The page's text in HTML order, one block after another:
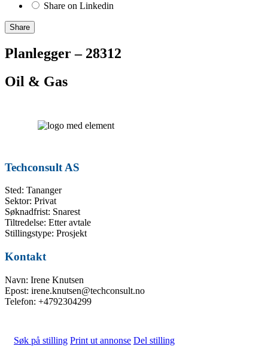
Share on Linkedin
Share
Planlegger – 28312
Oil & Gas
Techconsult AS
Sted: Tananger
Sektor: Privat
Søknadfrist: Snarest
Tiltredelse: Etter avtale
Stillingstype: Prosjekt
Kontakt
Navn: Irene Knutsen
Epost: irene.knutsen@techconsult.no
Telefon: +4792304299
Søk på stilling Print ut annonse Del stilling